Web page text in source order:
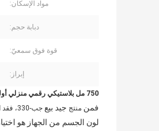
مواد الإسكان:
دبابة حجم:
قوة فوق سمعيّ:
إبراز:
750 مل بلاستيكي رقمي منزلي أولتراسونيك منظف ل كاذب أسنان نظيف
فمن منتج جيد بيع جب-330، فقد
لون الجسم من الجهاز هو